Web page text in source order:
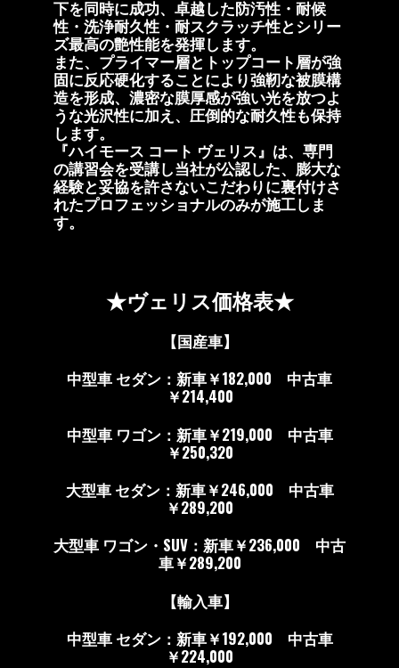
下を同時に成功、卓越した防汚性・耐候
性・洗浄耐久性・耐スクラッチ性とシリー
ズ最高の艶性能を発揮します。
また、プライマー層とトップコート層が強
固に反応硬化することにより強靭な被膜構
造を形成、濃密な膜厚感が強い光を放つよ
うな光沢性に加え、圧倒的な耐久性も保持
します。
『ハイモース コート ヴェリス』は、専門
の講習会を受講し当社が公認した、膨大な
経験と妥協を許さないこだわりに裏付けさ
れたプロフェッショナルのみが施工しま
す。
★ヴェリス価格表★
【国産車】
中型車 セダン：新車￥182,000 中古車
￥214,400
中型車 ワゴン：新車￥219,000 中古車
￥250,320
大型車 セダン：新車￥246,000 中古車
￥289,200
大型車 ワゴン・SUV：新車￥236,000 中古
車￥289,200
【輸入車】
中型車 セダン：新車￥192,000 中古車
￥224,000